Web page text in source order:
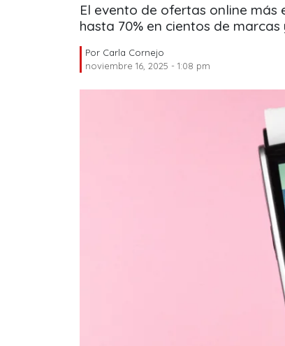
El evento de ofertas online
hasta 70% en cientos de marcas
Por Carla Cornejo
noviembre 16, 2025 - 1:08 pm